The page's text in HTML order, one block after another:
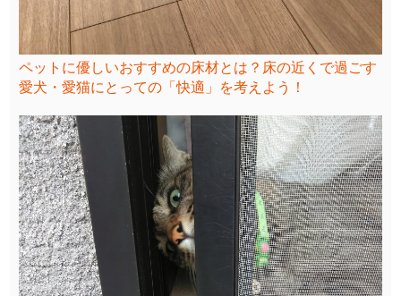
ペットに優しいおすすめの床材とは？床の近くで過ごす
愛犬・愛猫にとっての「快適」を考えよう！